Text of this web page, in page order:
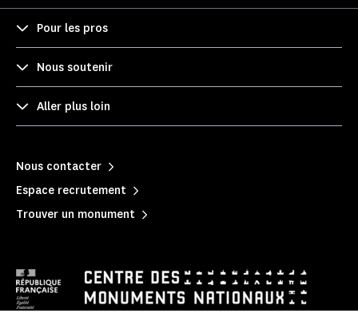
Pour les pros
Nous soutenir
Aller plus loin
Nous contacter
Espace recrutement
Trouver un monument